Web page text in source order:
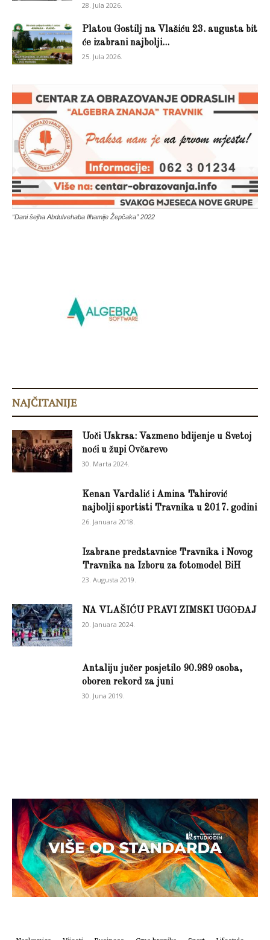
28. Jula 2026.
Platou Gostilj na Vlašiću 23. augusta bit
će izabrani najbolji...
25. Jula 2026.
“Dani šejha Abdulvehaba Ilhamije Žepčaka” 2022
NAJČITANIJE
Uoči Uskrsa: Vazmeno bdijenje u Svetoj
noći u župi Ovčarevo
30. Marta 2024.
Kenan Vardalić i Amina Tahirović
najbolji sportisti Travnika u 2017. godini
26. Januara 2018.
Izabrane predstavnice Travnika i Novog
Travnika na Izboru za fotomodel BiH
23. Augusta 2019.
NA VLAŠIĆU PRAVI ZIMSKI UGOĐAJ
20. Januara 2024.
Antaliju jučer posjetilo 90.989 osoba,
oboren rekord za juni
30. Juna 2019.